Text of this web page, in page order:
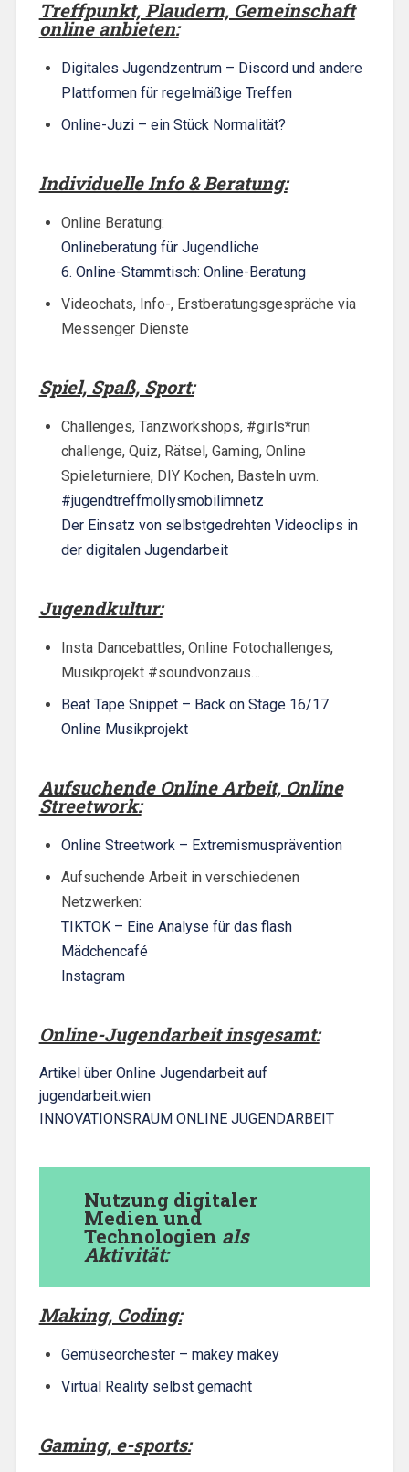
Treffpunkt, Plaudern, Gemeinschaft
online anbieten:
Digitales Jugendzentrum – Discord und andere
Plattformen für regelmäßige Treffen
Online-Juzi – ein Stück Normalität?
Individuelle Info & Beratung:
Online Beratung:
Onlineberatung für Jugendliche
6. Online-Stammtisch: Online-Beratung
Videochats, Info-, Erstberatungsgespräche via
Messenger Dienste
Spiel, Spaß, Sport:
Challenges, Tanzworkshops, #girls*run
challenge, Quiz, Rätsel, Gaming, Online
Spieleturniere, DIY Kochen, Basteln uvm.
#jugendtreffmollysmobilimnetz
Der Einsatz von selbstgedrehten Videoclips in
der digitalen Jugendarbeit
Jugendkultur:
Insta Dancebattles, Online Fotochallenges,
Musikprojekt #soundvonzaus…
Beat Tape Snippet – Back on Stage 16/17
Online Musikprojekt
Aufsuchende Online Arbeit, Online
Streetwork:
Online Streetwork – Extremismusprävention
Aufsuchende Arbeit in verschiedenen
Netzwerken:
TIKTOK – Eine Analyse für das flash
Mädchencafé
Instagram
Online-Jugendarbeit insgesamt:
Artikel über Online Jugendarbeit auf
jugendarbeit.wien
INNOVATIONSRAUM ONLINE JUGENDARBEIT
Nutzung digitaler
Medien und
Technologien als
Aktivität:
Making, Coding:
Gemüseorchester – makey makey
Virtual Reality selbst gemacht
Gaming, e-sports: